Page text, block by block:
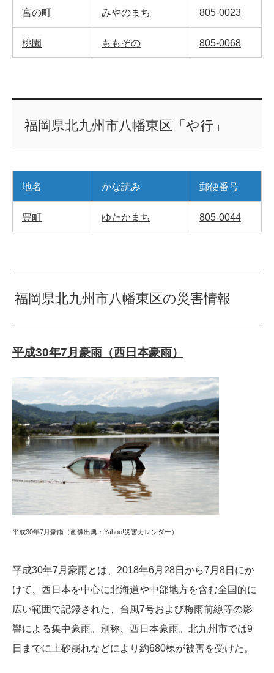
宮の町 みやのまち 805-0023
桃園 ももぞの 805-0068
福岡県北九州市八幡東区「や行」
地名 かな読み 郵便番号
豊町 ゆたかまち 805-0044
福岡県北九州市八幡東区の災害情報
平成30年7月豪雨（西日本豪雨）
平成30年7月豪雨（画像出典： Yahoo!災害カレンダー ）
平成30年7月豪雨とは、2018年6月28日から7月8日にか
けて、西日本を中心に北海道や中部地方を含む全国的に
広い範囲で記録された、台風7号および梅雨前線等の影
響による集中豪雨。別称、西日本豪雨。北九州市では9
日までに土砂崩れなどにより約680棟が被害を受けた。